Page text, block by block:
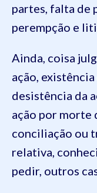
partes, falta de
perempção e
Ainda, coisa
ação,
desistência da
ação por morte
conciliação ou
relativa,
pedir, outros